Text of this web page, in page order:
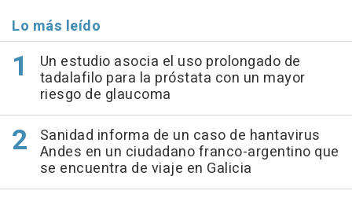
Lo más leído
Un estudio asocia el uso prolongado de
tadalafilo para la próstata con un mayor
riesgo de glaucoma
Sanidad informa de un caso de hantavirus
Andes en un ciudadano franco-argentino que
se encuentra de viaje en Galicia